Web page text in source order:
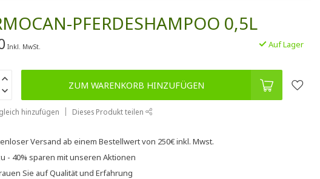
PFERDESHAMPOO 0,5L
Inkl. MwSt. Auf Lager
ZUM WARENKORB HINZUFÜGEN
hinzufügen Dieses Produkt teilen
Versand ab einem Bestellwert von 250€inkl. Mwst.
- 40% sparen mit unserenAktionen
Sie aufQualität und Erfahrung